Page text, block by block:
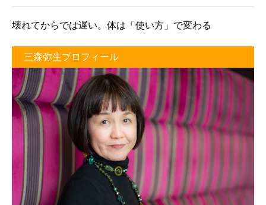
壊れてからでは遅い。体は「使い方」で変わる
三森弥生プロフィール